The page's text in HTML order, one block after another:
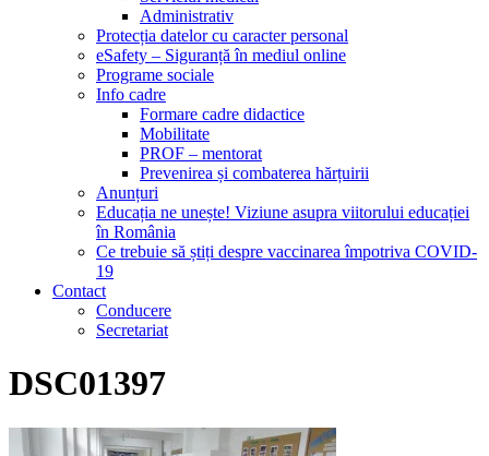
Administrativ
Protecția datelor cu caracter personal
eSafety – Siguranță în mediul online
Programe sociale
Info cadre
Formare cadre didactice
Mobilitate
PROF – mentorat
Prevenirea și combaterea hărțuirii
Anunțuri
Educația ne unește! Viziune asupra viitorului educației
în România
Ce trebuie să știți despre vaccinarea împotriva COVID-
19
Contact
Conducere
Secretariat
DSC01397